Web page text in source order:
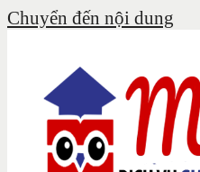
Chuyển đến nội dung